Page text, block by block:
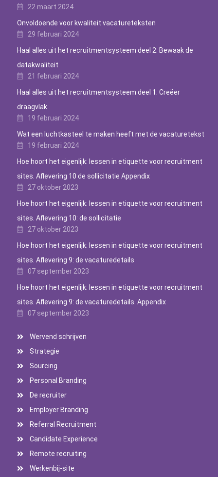
22 maart 2024
Onvoldoende voor kwaliteit vacatureteksten
29 februari 2024
Haal alles uit het recruitmentsysteem deel 2: Bewaak de
datakwaliteit
21 februari 2024
Haal alles uit het recruitmentsysteem deel 1: Creëer
draagvlak
19 februari 2024
Wat een luchtkasteel te maken heeft met de vacaturetekst
19 februari 2024
Hoe hoort het eigenlijk: lessen in etiquette voor recruitment
sites. Aflevering 10 de sollicitatie Appendix
27 oktober 2023
Hoe hoort het eigenlijk: lessen in etiquette voor recruitment
sites. Aflevering 10: de sollicitatie
27 oktober 2023
Hoe hoort het eigenlijk: lessen in etiquette voor recruitment
sites. Aflevering 9: de vacaturedetails
07 september 2023
Hoe hoort het eigenlijk: lessen in etiquette voor recruitment
sites. Aflevering 9: de vacaturedetails. Appendix
07 september 2023
Wervend schrijven
Strategie
Sourcing
Personal Branding
De recruiter
Employer Branding
Referral Recruitment
Candidate Experience
Remote recruiting
Werkenbij-site